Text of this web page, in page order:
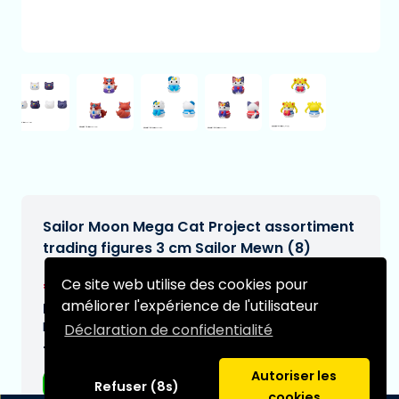
Ce site web utilise des cookies pour
améliorer l'expérience de l'utilisateur
Déclaration de confidentialité
Refuser (8s)
Autoriser les
Sailor Moon Mega Cat Project assortiment
trading figures 3 cm Sailor Mewn (8)
€73,95 [Sous réserve de modifications]
Date de livraison prévue:
N/A
Type:
Figurines d'anime